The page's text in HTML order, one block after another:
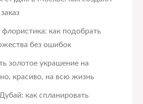
как подобрать
без ошибок
золотое украшение на
красиво, на всю жизнь
как спланировать